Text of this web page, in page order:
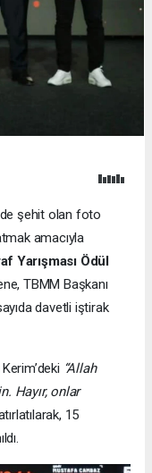
şehit olan foto
amacıyla
Yarışması Ödül
TBMM Başkanı
davetli iştirak
“Allah
Hayır, onlar
15